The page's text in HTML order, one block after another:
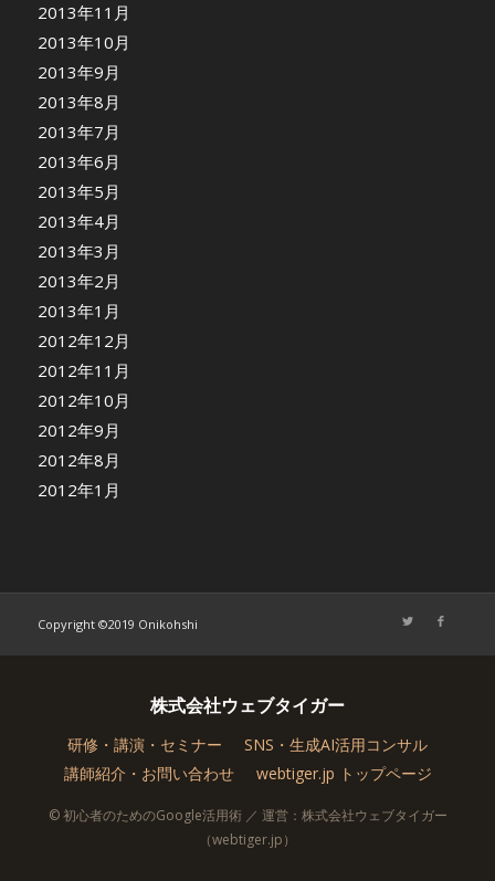
2013年11月
2013年10月
2013年9月
2013年8月
2013年7月
2013年6月
2013年5月
2013年4月
2013年3月
2013年2月
2013年1月
2012年12月
2012年11月
2012年10月
2012年9月
2012年8月
2012年1月
Copyright ©2019 Onikohshi
株式会社ウェブタイガー
研修・講演・セミナー
SNS・生成AI活用コンサル
講師紹介・お問い合わせ
webtiger.jp トップページ
© 初心者のためのGoogle活用術 ／ 運営：株式会社ウェブタイガー
（webtiger.jp）